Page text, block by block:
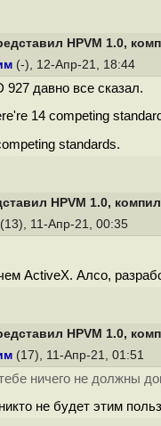
HPVM 1.0,
(-), 12-Апр-21, 18:44
давно все сказал.
14 competing
standards.
HPVM 1.0,
(13), 11-Апр-21, 00:35
ActiveX. Алсо,
HPVM 1.0,
(17), 11-Апр-21, 01:51
ничего не должны
не будет этим